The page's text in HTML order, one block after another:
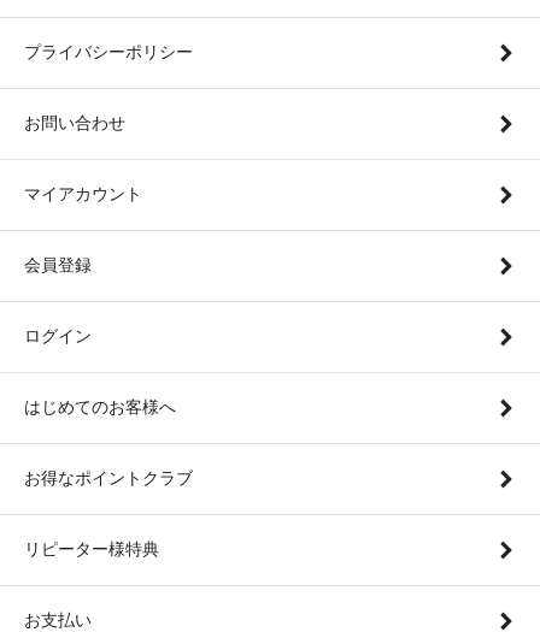
プライバシーポリシー
お問い合わせ
マイアカウント
会員登録
ログイン
はじめてのお客様へ
お得なポイントクラブ
リピーター様特典
お支払い